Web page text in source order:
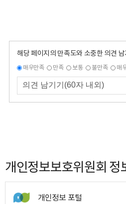
해당 페이지의 만족도와 소중한 의견
매우만족 만족 보통 불만족 매
개인정보보호위원회 정
개인정보 포털